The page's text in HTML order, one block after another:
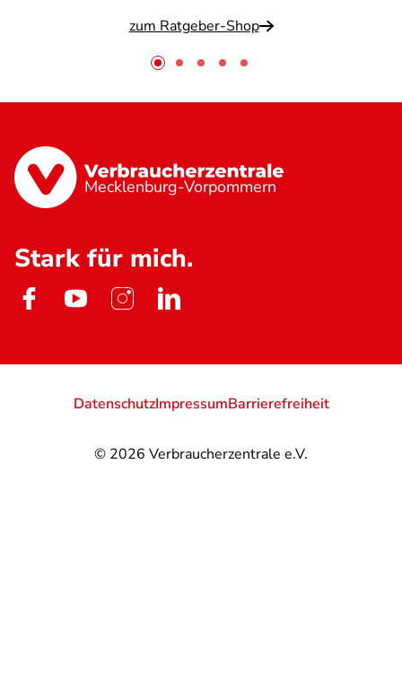
zum Ratgeber-Shop
Mecklenburg-Vorpommern
Stark für mich.
© 2026 Verbraucherzentrale e.V.
DatenschutzImpressumBarrierefreiheit